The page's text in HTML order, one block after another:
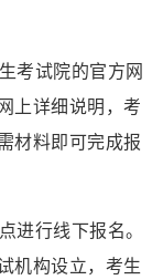
考试院的官方网
上详细说明，考
材料即可完成报
进行线下报名。
机构设立，考生